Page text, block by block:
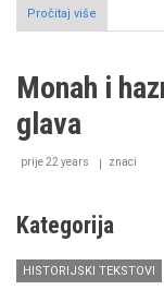
Pročitaj više
Zheng
kineski
Monah i
glava
prije 22 years znaci
Kategorija
HISTORIJSKI TEKSTOVI